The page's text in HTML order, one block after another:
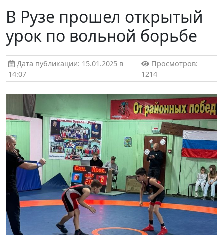
В Рузе прошел открытый
урок по вольной борьбе
Дата публикации: 15.01.2025 в
14:07
Просмотров:
1214